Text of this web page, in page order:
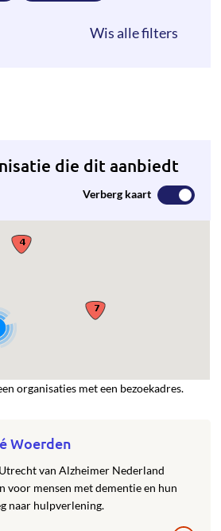
die dit aanbiedt
Verberg kaart
organisaties met een bezoekadres.
Woerden
van Alzheimer Nederland
voor mensen met dementie en hun
naar hulpverlening.